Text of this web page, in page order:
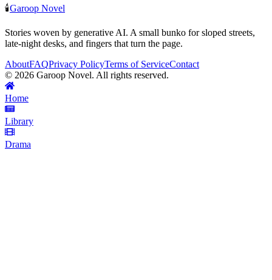
🕯️Garoop Novel
Stories woven by generative AI. A small bunko for sloped streets,
late-night desks, and fingers that turn the page.
AboutFAQPrivacy PolicyTerms of ServiceContact
© 2026 Garoop Novel. All rights reserved.
Home
Library
Drama